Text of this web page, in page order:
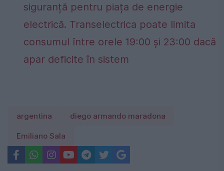
siguranță pentru piața de energie
electrică. Transelectrica poate limita
consumul între orele 19:00 și 23:00 dacă
apar deficite în sistem
argentina diego armando maradona
Emiliano Sala